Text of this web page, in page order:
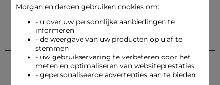
Uw e-mailadres
Morgan en derden gebruiken cookies om:
- u over uw persoonlijke aanbiedingen te
informeren
- de weergave van uw producten op u af te
stemmen
- uw gebruikservaring te verbeteren door het
meten en optimaliseren van websiteprestaties
- gepersonaliseerde advertenties aan te bieden